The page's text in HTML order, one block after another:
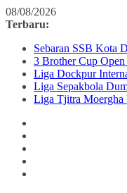
Skip
to
08/08/2026
Terbaru:
Sebaran SSB Kota
3 Brother Cup
Liga Dockpur
Liga Sepakbola
Liga Tjitra Moergha